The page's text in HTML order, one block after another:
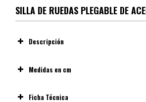
SILLA DE RUEDAS PLEGABLE DE
Descripción
Medidas en cm
Ficha Técnica